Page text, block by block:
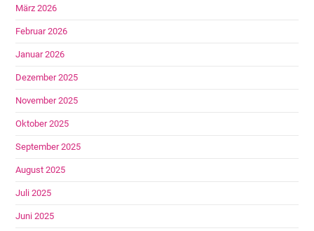
März 2026
Februar 2026
Januar 2026
Dezember 2025
November 2025
Oktober 2025
September 2025
August 2025
Juli 2025
Juni 2025